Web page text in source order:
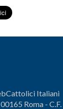
Italiani
Roma - C.F.